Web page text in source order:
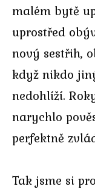
malém bytě
uprostřed
nový sestřih,
když nikdo
nedohlíží.
narychlo
perfektně
Tak jsme si